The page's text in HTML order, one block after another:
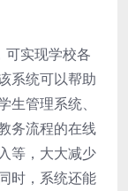
可实现学校各
系统可以帮助
管理系统、
务流程的在线
等，大大减少
时，系统还能